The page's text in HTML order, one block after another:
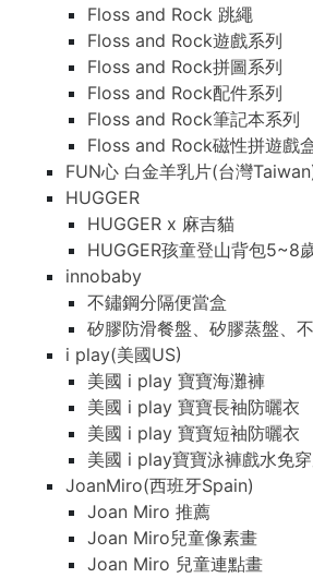
Floss and Rock 跳繩
Floss and Rock遊戲系列
Floss and Rock拼圖系列
Floss and Rock配件系列
Floss and Rock筆記本系列
Floss and Rock磁性拼遊戲
FUN心 白金羊乳片(台灣
HUGGER
HUGGER x 麻吉貓
HUGGER孩童登山背包5~8
innobaby
不鏽鋼分隔便當盒
矽膠防滑餐盤、矽膠蒸盤、
i play(美國US)
美國 i play 寶寶海灘褲
美國 i play 寶寶長袖防曬衣
美國 i play 寶寶短袖防曬衣
美國 i play寶寶泳褲戲水免
JoanMiro(西班牙Spain)
Joan Miro 推薦
Joan Miro兒童像素畫
Joan Miro 兒童連點畫